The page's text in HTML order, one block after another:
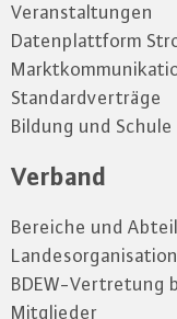
Veranstaltungen
Datenplattform
Standardverträge
Bildung und Schule
Verband
Bereiche und
BDEW-Vertretung
Mitglieder